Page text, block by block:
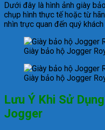
Dưới đây là hình ảnh giày
chụp hình thực tế hoặc từ
nhìn trực quan đến quý khách
Giày bảo hộ Jogger
Giày bảo hộ Jogger
Lưu Ý Khi Sử
Jogger